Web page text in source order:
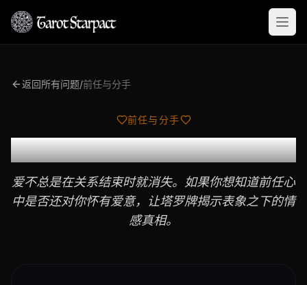
返回所有问题/前任与分手
前任与分手
前任还爱我吗？
爱不总是在关系结束时就消失。如果你想知道前任心
中是否还对你怀有爱意，让塔罗牌揭示表象之下的情
感真相。